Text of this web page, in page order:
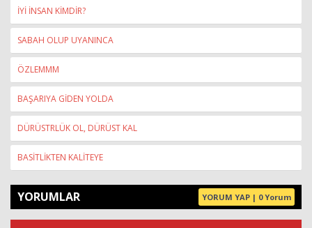
İYİ İNSAN KİMDİR?
SABAH OLUP UYANINCA
ÖZLEMMM
BAŞARIYA GİDEN YOLDA
DÜRÜSTRLÜK OL, DÜRÜST KAL
BASİTLİKTEN KALİTEYE
YORUMLAR YORUM YAP | 0 Yorum